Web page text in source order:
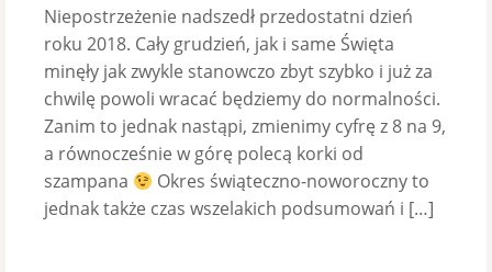
Niepostrzeżenie nadszedł przedostatni dzień
roku 2018. Cały grudzień, jak i same Święta
minęły jak zwykle stanowczo zbyt szybko i już za
chwilę powoli wracać będziemy do normalności.
Zanim to jednak nastąpi, zmienimy cyfrę z 8 na 9,
a równocześnie w górę polecą korki od
szampana
Okres świąteczno-noworoczny to
jednak także czas wszelakich podsumowań i […]